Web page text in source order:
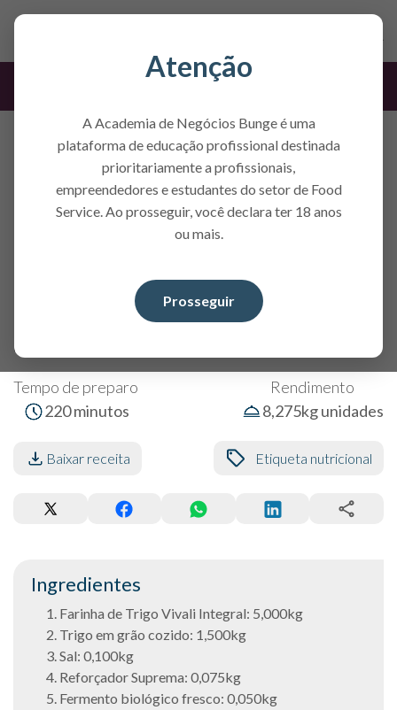
Atenção
A Academia de Negócios Bunge é uma
plataforma de educação profissional destinada
prioritariamente a profissionais,
empreendedores e estudantes do setor de Food
Service. Ao prosseguir, você declara ter 18 anos
ou mais.
Prosseguir
Receita
Pão Integral com Trigo em Grão -
Pães pelo Mundo
O pão integral com trigo em grão é uma opção rústica e
nutritiva, com sabor encorpado e textura mais firme.
um pão com casca levemente crocante e interior
consistente, ideal para quem busca uma alternativa
mais natural e completa.
Tempo de preparo
220 minutos
Rendimento
8,275kg unidades
Baixar receita Etiqueta nutricional
Ingredientes
Farinha de Trigo Vivali Integral: 5,000kg
Trigo em grão cozido: 1,500kg
Sal: 0,100kg
Reforçador Suprema: 0,075kg
Fermento biológico fresco: 0,050kg